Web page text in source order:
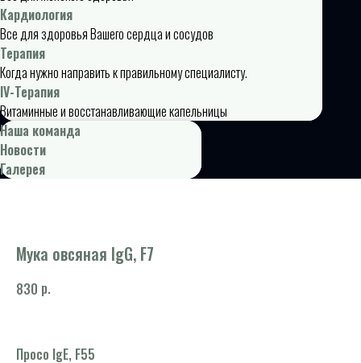
Кардиология
Все для здоровья Вашего сердца и сосудов
Терапия
Когда нужно направить к правильному специалисту.
IV-Терапия
Витаминные и восстанавливающие капельницы
Наша команда
Новости
Галерея
Мука овсяная IgG, F7
830 р.
Просо IgE, F55